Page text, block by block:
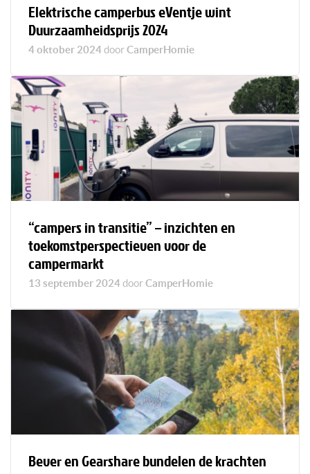
Elektrische camperbus eVentje wint
Duurzaamheidsprijs 2024
4 oktober 2024doorCamperHomie
“campers in transitie” – inzichten en
toekomstperspectieven voor de
campermarkt
13 september 2024doorCamperHomie
Bever en Gearshare bundelen de krachten